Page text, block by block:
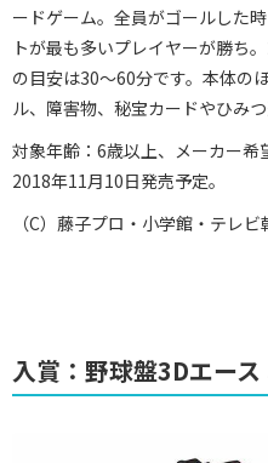
ードゲーム。全員がゴールした
トが最も多いプレイヤーが勝ち
の目安は30～60分です。本体の
ル、障害物、秘宝カードやひみ
対象年齢：6歳以上、メーカー希
2018年11月10日発売予定。
（C）藤子プロ・小学館・テレ
入賞：野球盤3Dエー